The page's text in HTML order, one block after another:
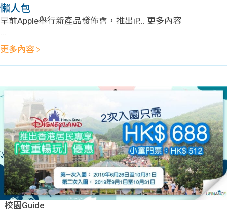
懶人包
早前Apple舉行新產品發佈會，推出iP... 更多內容
...
更多內容
校園Guide